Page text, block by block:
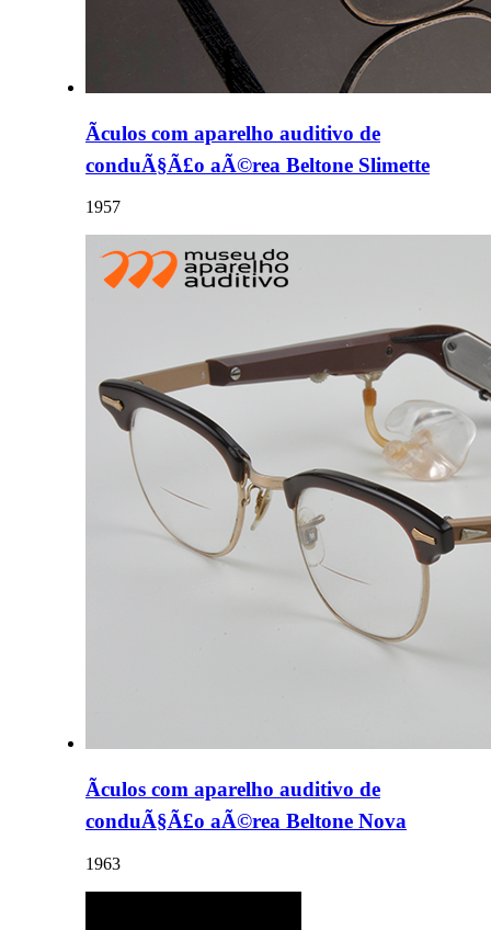
Ãculos com aparelho auditivo de
conduÃ§Ã£o aÃ©rea Beltone Slimette
1957
Ãculos com aparelho auditivo de
conduÃ§Ã£o aÃ©rea Beltone Nova
1963